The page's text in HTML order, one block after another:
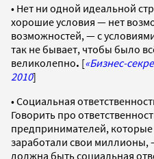
• Нет ни одной идеальной
хорошие условия — нет
возможностей, — с
так не бывает, чтобы было
великолепно. [«Бизнес-
2010]
• Социальная
Говорить про
предпринимателей,
заработали свои миллионы,
должна быть социальная